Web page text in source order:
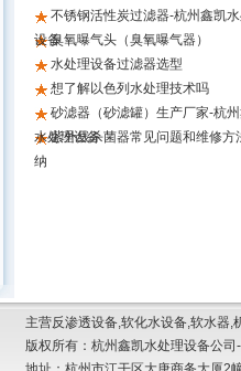
不锈钢活性炭过滤器-杭州鑫凯
设备臭氧曝气头（臭氧曝气器）
水处理设备过滤器选型
想了解以色列水处理技术吗
砂滤器（砂滤罐）生产厂家-杭
水处理设备
紫外线杀菌器常见问题和维修方
纳
主营反渗透设备,软化水设备,软水器
版权所有：杭州鑫凯水处理设备公